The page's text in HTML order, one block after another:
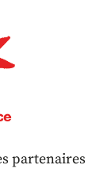
partenaires